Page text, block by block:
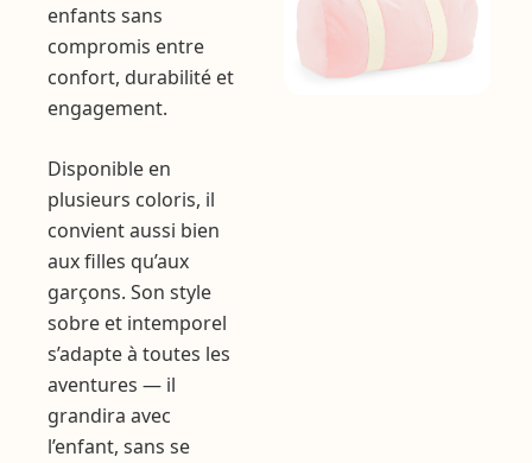
enfants sans
compromis entre
confort, durabilité et
engagement.
Disponible en
plusieurs coloris, il
convient aussi bien
aux filles qu’aux
garçons. Son style
sobre et intemporel
s’adapte à toutes les
aventures — il
grandira avec
l’enfant, sans se